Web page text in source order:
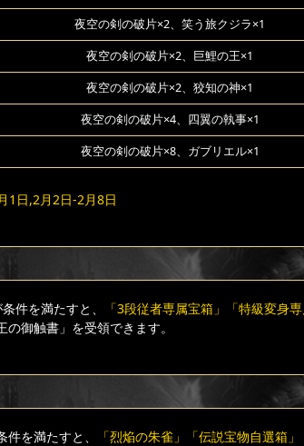
夜空の剣の破片×2、笑う旅クジラ×1
夜空の剣の破片×2、巨鯉の王×1
夜空の剣の破片×2、狡知の神×1
夜空の剣の破片×4、四翼の執事×1
夜空の剣の破片×8、ガブリエル×1
1日,2月2日-2月8日
件を満たすと、
「3段従者専属宝箱」「特級変身
の御触書」を受領できます。
を満たすと、
「烈焔の朱雀」「伝説宝物自選箱